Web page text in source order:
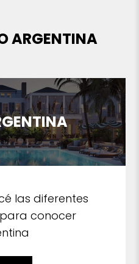
ARGENTINA
las diferentes
conocer